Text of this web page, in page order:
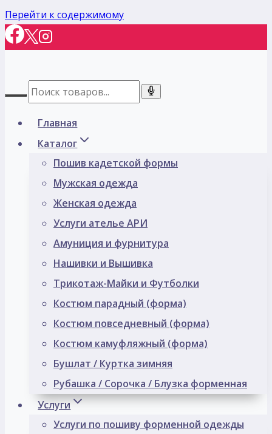
Перейти к содержимому
Главная
Каталог
Пошив кадетской формы
Мужская одежда
Женская одежда
Услуги ателье АРИ
Амуниция и фурнитура
Нашивки и Вышивка
Трикотаж-Майки и Футболки
Костюм парадный (форма)
Костюм повседневный (форма)
Костюм камуфляжный (форма)
Бушлат / Куртка зимняя
Рубашка / Сорочка / Блузка форменная
Услуги
Услуги по пошиву форменной одежды